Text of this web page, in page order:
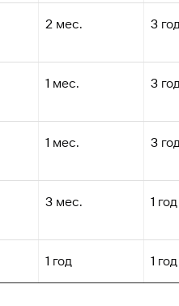
2 мес. 3
1 мес. 3
1 мес. 3
3 мес. 1 год
1 год 1 год